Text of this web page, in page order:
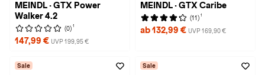
MEINDL · GTX Power
Walker 4.2
(0) 1
147,99 € UVP 199,95 €
MEINDL · GTX Caribe
(11) 1
ab 132,99 € UVP 169,90 €
Sale Sale